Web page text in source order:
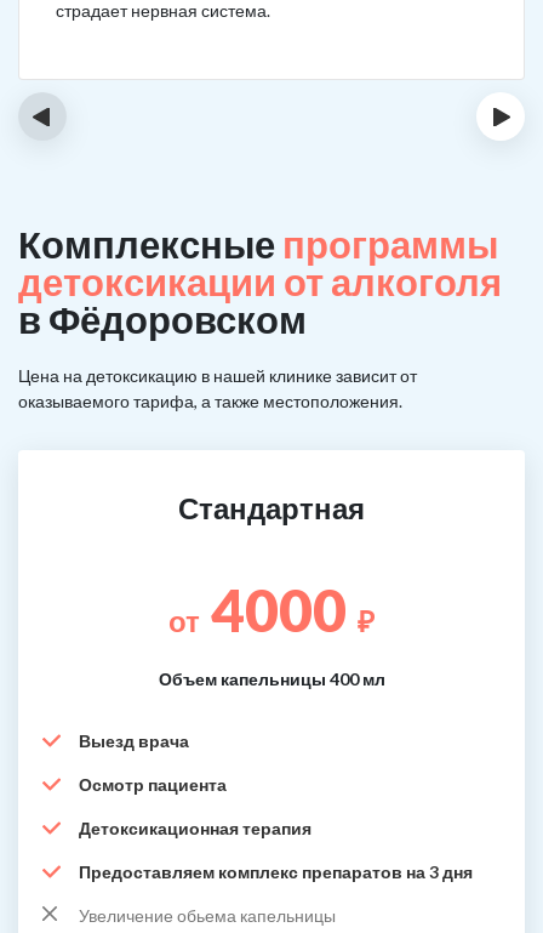
страдает нервная система.
‹ ›
Комплексные программы
детоксикации от алкоголя
в Фёдоровском
Цена на детоксикацию в нашей клинике зависит от
оказываемого тарифа, а также местоположения.
Стандартная
от 4000 ₽
Объем капельницы 400 мл
Выезд врача
Осмотр пациента
Детоксикационная терапия
Предоставляем комплекс препаратов на 3 дня
Увеличение обьема капельницы